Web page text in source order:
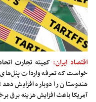
اقتصاد ایران: کمیته تجارت
خواست که تعرفه واردات
هندوستان را دوباره افزایش
آمریکا باعث افزایش هزینه برق